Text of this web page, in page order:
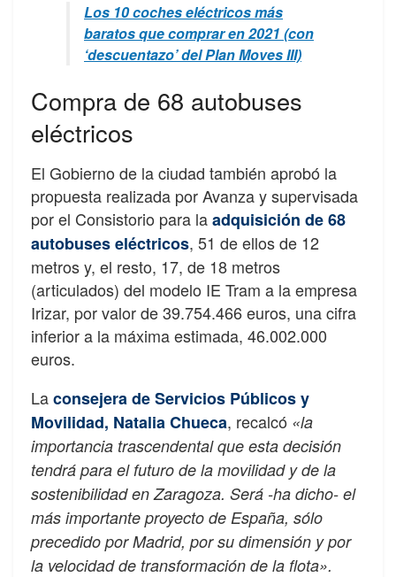
Los 10 coches eléctricos más
baratos que comprar en 2021 (con
‘descuentazo’ del Plan Moves III)
Compra de 68 autobuses
eléctricos
El Gobierno de la ciudad también aprobó la
propuesta realizada por Avanza y supervisada
por el Consistorio para laadquisición de 68
autobuses eléctricos, 51 de ellos de 12
metros y, el resto, 17, de 18 metros
(articulados) del modelo IE Tram a la empresa
Irizar, por valor de 39.754.466 euros, una cifra
inferior a la máxima estimada, 46.002.000
euros.
Laconsejera de Servicios Públicos y
Movilidad, Natalia Chueca, recalcó «la
importancia trascendental que esta decisión
tendrá para el futuro de la movilidad y de la
sostenibilidad en Zaragoza. Será -ha dicho- el
más importante proyecto de España, sólo
precedido por Madrid, por su dimensión y por
la velocidad de transformación de la flota».